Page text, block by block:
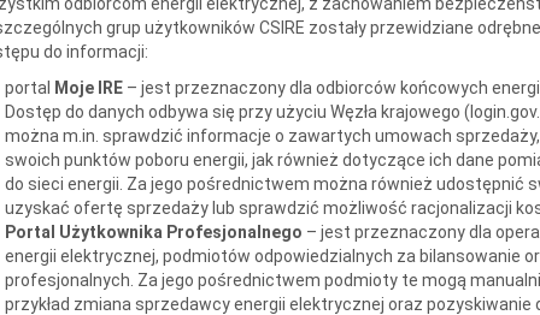
grup użytkowników CSIRE zostały przewidziane
do informacji:
portal
Moje IRE– jest przeznaczony dla odbiorców końcowych
Dostęp do danych odbywa się przy użyciu Węzła krajowego
można m.in. sprawdzić informacje o zawartych umowach
swoich punktów poboru energii, jak również dotyczące ich dane
do sieci energii. Za jego pośrednictwem można również udostępnić
uzyskać ofertę sprzedaży lub sprawdzić możliwość racjonalizacji
Portal Użytkownika Profesjonalnego – jest przeznaczony dla
energii elektrycznej, podmiotów odpowiedzialnych za bilansowanie
profesjonalnych. Za jego pośrednictwem podmioty te mogą
przykład zmiana sprzedawcy energii elektrycznej oraz